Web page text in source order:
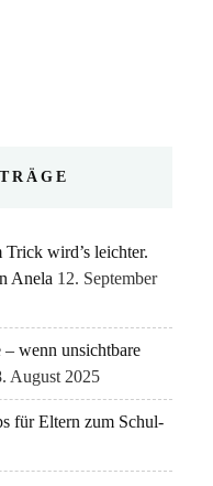
wird’s leichter.
Anela 12. September
wenn unsichtbare
August 2025
für Eltern zum Schul-